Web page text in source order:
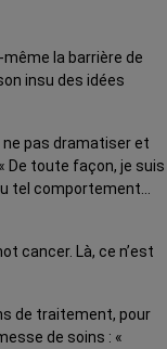
même la barrière de
insu des idées
ne pas dramatiser et
De toute façon, je suis
tel comportement…
cancer. Là, ce n’est
de traitement, pour
de soins : «